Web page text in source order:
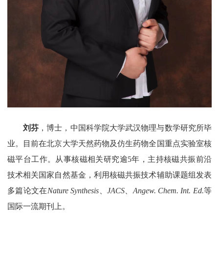
刘芬 ，博士，中国科学院大学武汉物理与数学研究所毕
业。目前在北京大学天然药物及仿生药物全国重点实验室核
磁平台工作。从事核磁相关研究逾5年，主持核磁共振前沿
技术相关国家自然基金，利用核磁共振技术辅助课题组发表
多篇论文在Nature Synthesis JACS、 Angew. Chem. Int. Ed.等
国际一流期刊上。